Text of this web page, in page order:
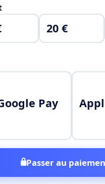
20 €
Pay
Passer au